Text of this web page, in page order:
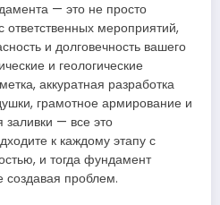
— это не просто
мероприятий,
и долговечность вашего
и геологические
аккуратная разработка
грамотное армирование и
заливки — все это
к каждому этапу с
и тогда фундамент
создавая проблем.